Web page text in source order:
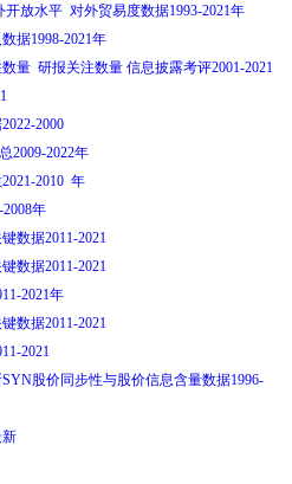
放水平 对外贸易度数据1993-2021年
据1998-2021年
量 研报关注数量 信息披露考评2001-2021
2000
2009-2022年
2010 年
年
数据2011-2021
数据2011-2021
2021年
数据2011-2021
2021
SYN股价同步性与股价信息含量数据1996-